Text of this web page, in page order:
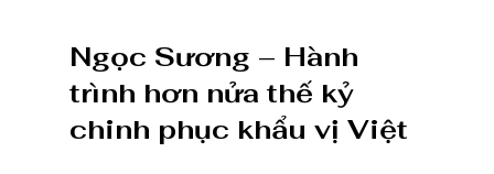
Ngọc Sương – Hành
trình hơn nửa thế kỷ
chinh phục khẩu vị Việt